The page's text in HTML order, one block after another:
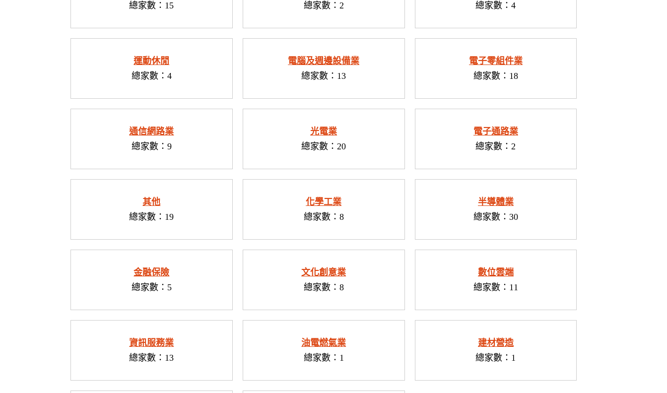
總家數：15
總家數：2
總家數：4
運動休閒
總家數：4
電腦及週邊設備業
總家數：13
電子零組件業
總家數：18
通信網路業
總家數：9
光電業
總家數：20
電子通路業
總家數：2
其他
總家數：19
化學工業
總家數：8
半導體業
總家數：30
金融保險
總家數：5
文化創意業
總家數：8
數位雲端
總家數：11
資訊服務業
總家數：13
油電燃氣業
總家數：1
建材營造
總家數：1